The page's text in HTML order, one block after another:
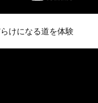
けになる道を体験